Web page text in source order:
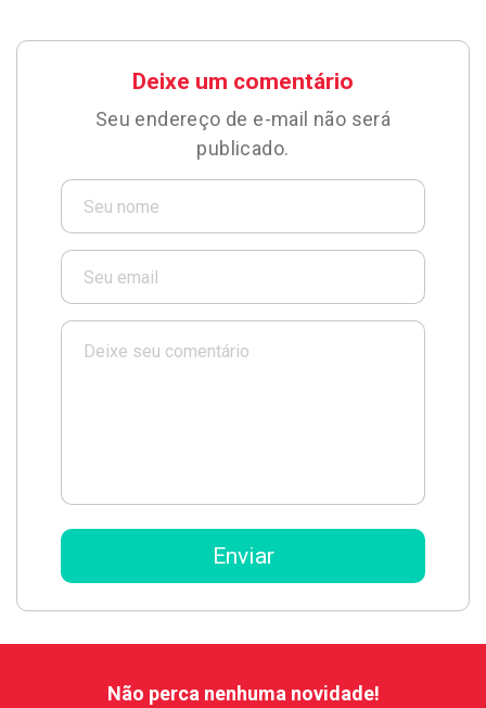
Deixe um comentário
Seu endereço de e-mail não será
publicado.
Não perca nenhuma novidade!